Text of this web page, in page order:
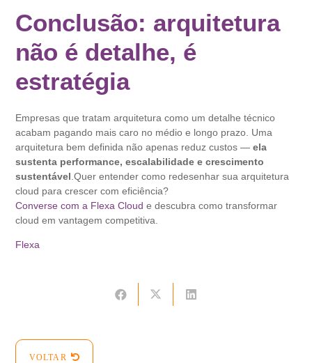
Conclusão: arquitetura
não é detalhe, é
estratégia
Empresas que tratam arquitetura como um detalhe técnico
acabam pagando mais caro no médio e longo prazo. Uma
arquitetura bem definida não apenas reduz custos —ela
sustenta performance, escalabilidade e crescimento
sustentável .Quer entender como redesenhar sua arquitetura
cloud para crescer com eficiência?
Converse com a Flexa Cloud e descubra como transformar
cloud em vantagem competitiva.
Flexa
VOLTAR